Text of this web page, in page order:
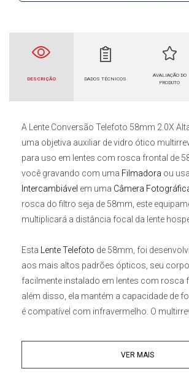
DESCRIÇÃO DADOS TÉCNICOS
AVALIAÇÃO DO
PRODUTO
A Lente Conversão Telefoto 58mm 2.0X
uma objetiva auxiliar de vidro ótico
para uso em lentes com rosca frontal de
você gravando com uma Filmadora ou
Intercambiável em uma Câmera
rosca do filtro seja de 58mm, este
multiplicará a distância focal da lente
Esta Lente Telefoto de 58mm, foi
aos mais altos padrões ópticos, seu
facilmente instalado em lentes com rosca
além disso, ela mantém a capacidade de
é compatível com infravermelho. O
imagens sem distorção e sem vinheta.
VER MAIS